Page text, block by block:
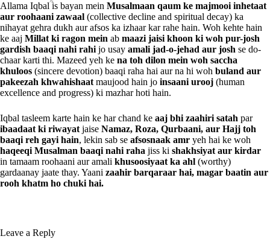
Allama Iqbalؒ is bayan mein Musalmaan qaum ke majmooi inhetaat
aur roohaani zawaal (collective decline and spiritual decay) ka
nihayat gehra dukh aur afsos ka izhaar kar rahe hain. Woh kehte hain
ke aaj Millat ki ragon mein ab maazi jaisi khoon ki woh pur-josh
gardish baaqi nahi rahi jo usay amali jad-o-jehad aur josh se do-
chaar karti thi. Mazeed yeh ke na toh dilon mein woh saccha
khuloos (sincere devotion) baaqi raha hai aur na hi woh buland aur
pakeezah khwahishaat maujood hain jo insaani urooj (human
excellence and progress) ki mazhar hoti hain.
Iqbal tasleem karte hain ke har chand ke aaj bhi zaahiri satah par
ibaadaat ki riwayat jaise Namaz, Roza, Qurbaani, aur Hajj toh
baaqi reh gayi hain, lekin sab se afsosnaak amr yeh hai ke woh
haqeeqi Musalman baaqi nahi raha jiss ki shakhsiyat aur kirdar
in tamaam roohaani aur amali khusoosiyaat ka ahl (worthy)
gardaanay jaate thay. Yaani zaahir barqaraar hai, magar baatin aur
rooh khatm ho chuki hai.
Leave a Reply